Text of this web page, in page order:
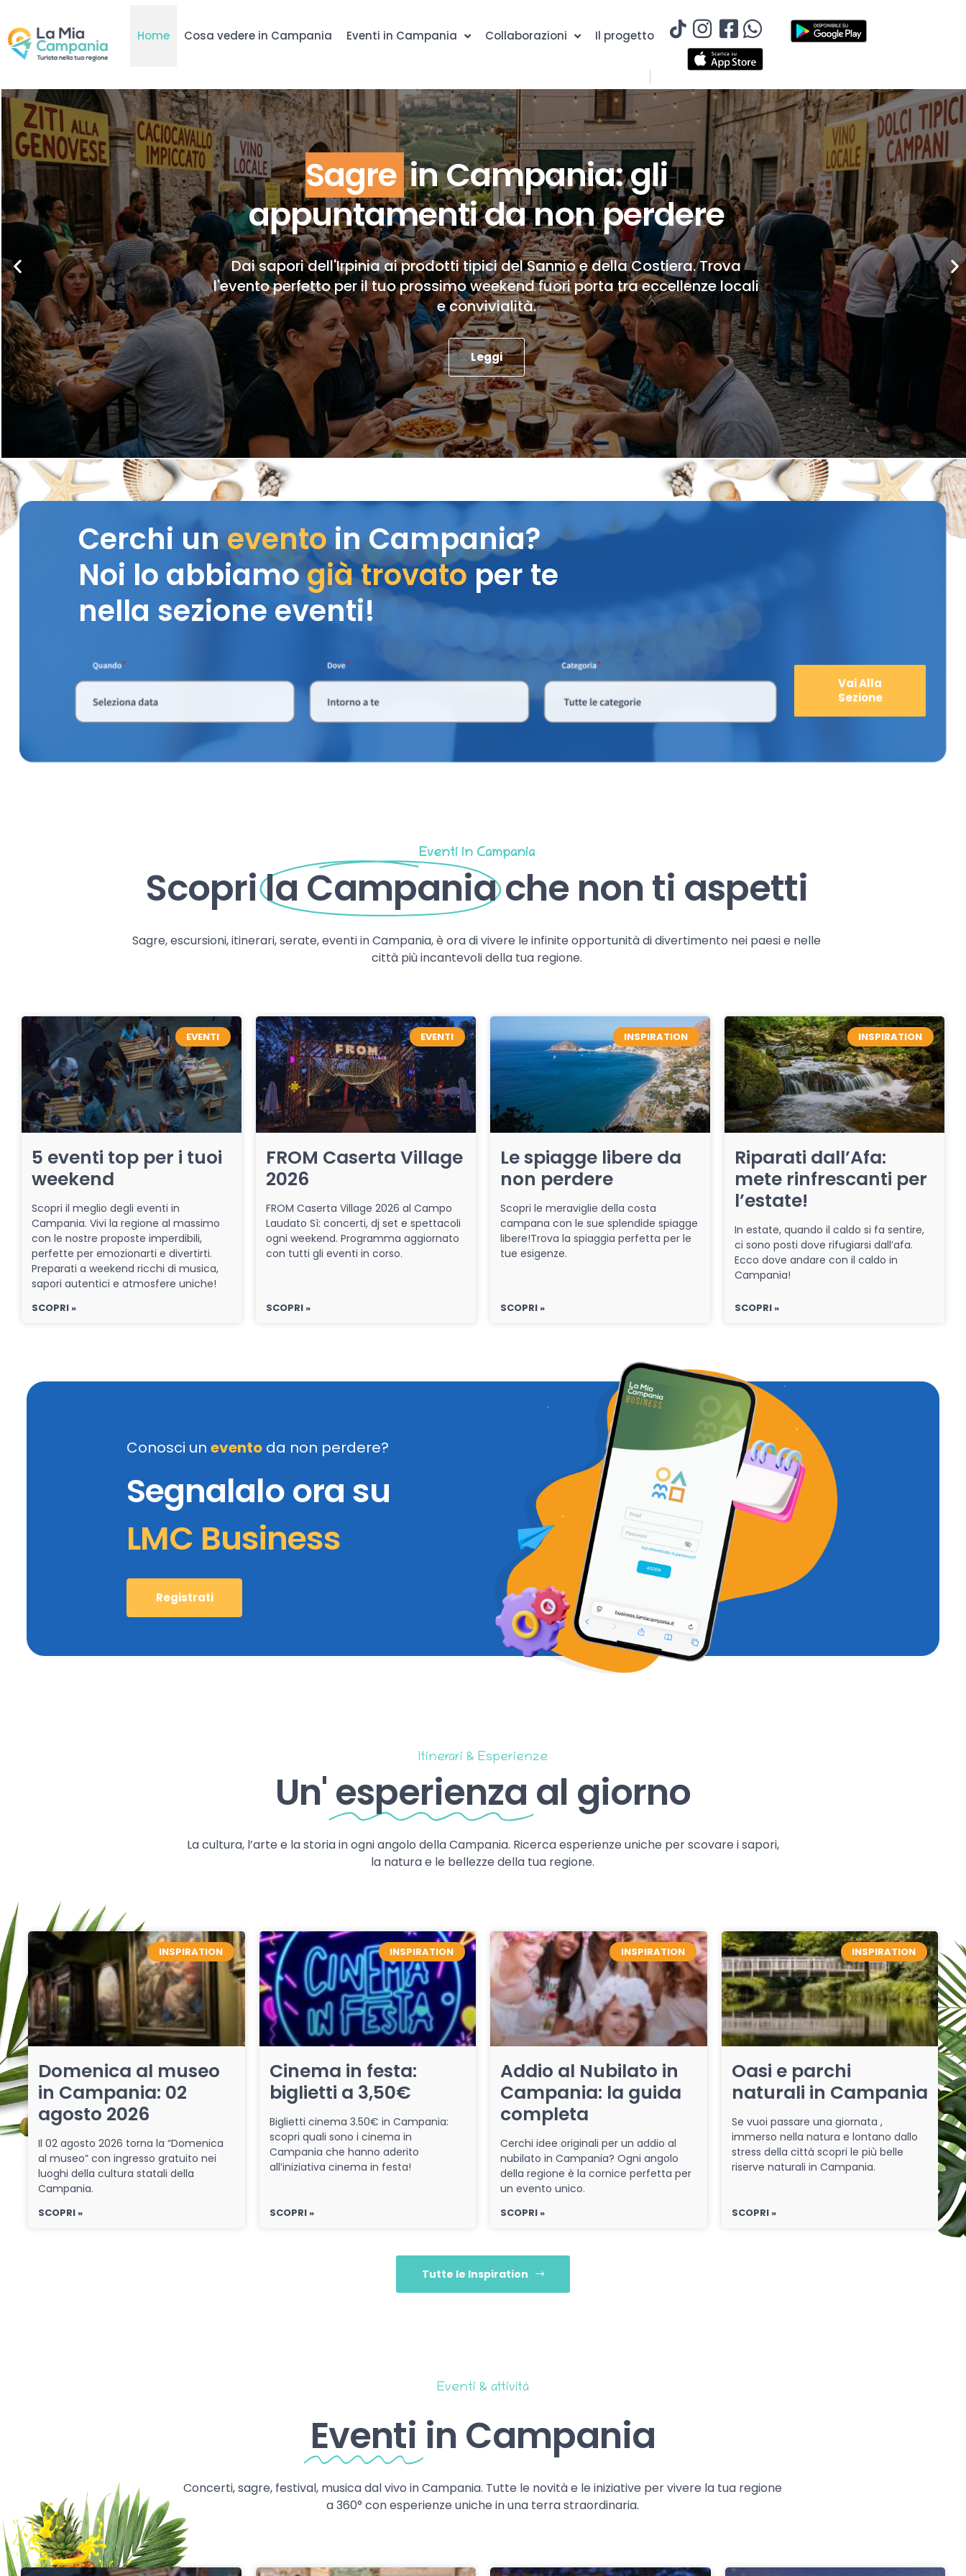
Home Cosa vedere in Campania Eventi in Campania Collaborazioni Il progetto
Sagre in Campania: gli
appuntamenti da non perdere
Dai sapori dell'Irpinia ai prodotti tipici del Sannio e della Costiera. Trova
l'evento perfetto per il tuo prossimo weekend fuori porta tra eccellenze locali
e convivialità.
Leggi
Cerchi uneventoin Campania?
Noi lo abbiamogià trovato per te
nella sezione eventi!
Vai Alla
Sezione
Eventi in Campania
Scoprila Campaniache non ti aspetti
Sagre, escursioni, itinerari, serate, eventi in Campania, è ora di vivere le infinite opportunità di divertimento nei paesi e nelle
città più incantevoli della tua regione.
EVENTI
5 eventi top per i tuoi
weekend
Scopri il meglio degli eventi in
Campania. Vivi la regione al massimo
con le nostre proposte imperdibili,
perfette per emozionarti e divertirti.
Preparati a weekend ricchi di musica,
sapori autentici e atmosfere uniche!
SCOPRI »
EVENTI
FROM Caserta Village
2026
FROM Caserta Village 2026 al Campo
Laudato Sì: concerti, dj set e spettacoli
ogni weekend. Programma aggiornato
con tutti gli eventi in corso.
SCOPRI »
INSPIRATION
Le spiagge libere da
non perdere
Scopri le meraviglie della costa
campana con le sue splendide spiagge
libere!Trova la spiaggia perfetta per le
tue esigenze.
SCOPRI »
INSPIRATION
Riparati dall’Afa:
mete rinfrescanti per
l’estate!
In estate, quando il caldo si fa sentire,
ci sono posti dove rifugiarsi dall’afa.
Ecco dove andare con il caldo in
Campania!
SCOPRI »
Conosci un evento da non perdere?
Segnalalo ora su
LMC Business
Registrati
Itinerari & Esperienze
Un' esperienza al giorno
La cultura, l’arte e la storia in ogni angolo della Campania. Ricerca esperienze uniche per scovare i sapori,
la natura e le bellezze della tua regione.
INSPIRATION
Domenica al museo
in Campania: 02
agosto 2026
Il 02 agosto 2026 torna la “Domenica
al museo” con ingresso gratuito nei
luoghi della cultura statali della
Campania.
SCOPRI »
INSPIRATION
Cinema in festa:
biglietti a 3,50€
Biglietti cinema 3.50€ in Campania:
scopri quali sono i cinema in
Campania che hanno aderito
all’iniziativa cinema in festa!
SCOPRI »
INSPIRATION
Addio al Nubilato in
Campania: la guida
completa
Cerchi idee originali per un addio al
nubilato in Campania? Ogni angolo
della regione è la cornice perfetta per
un evento unico.
SCOPRI »
INSPIRATION
Oasi e parchi
naturali in Campania
Se vuoi passare una giornata ,
immerso nella natura e lontano dallo
stress della città scopri le più belle
riserve naturali in Campania.
SCOPRI »
Tutte le Inspiration
Eventi & attività
Eventi in Campania
Concerti, sagre, festival, musica dal vivo in Campania. Tutte le novità e le iniziative per vivere la tua regione
a 360° con esperienze uniche in una terra straordinaria.